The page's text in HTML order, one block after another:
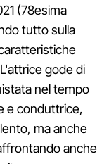
(78esima
tutto sulla
gode di
nel tempo
e conduttrice,
ma anche
anche